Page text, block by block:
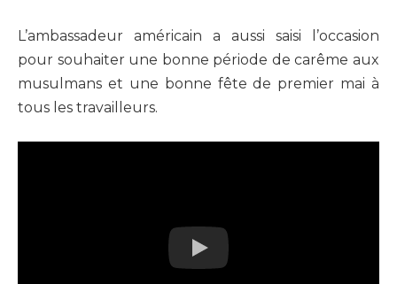
L’ambassadeur américain a aussi saisi l’occasion
pour souhaiter une bonne période de carême aux
musulmans et une bonne fête de premier mai à
tous les travailleurs.